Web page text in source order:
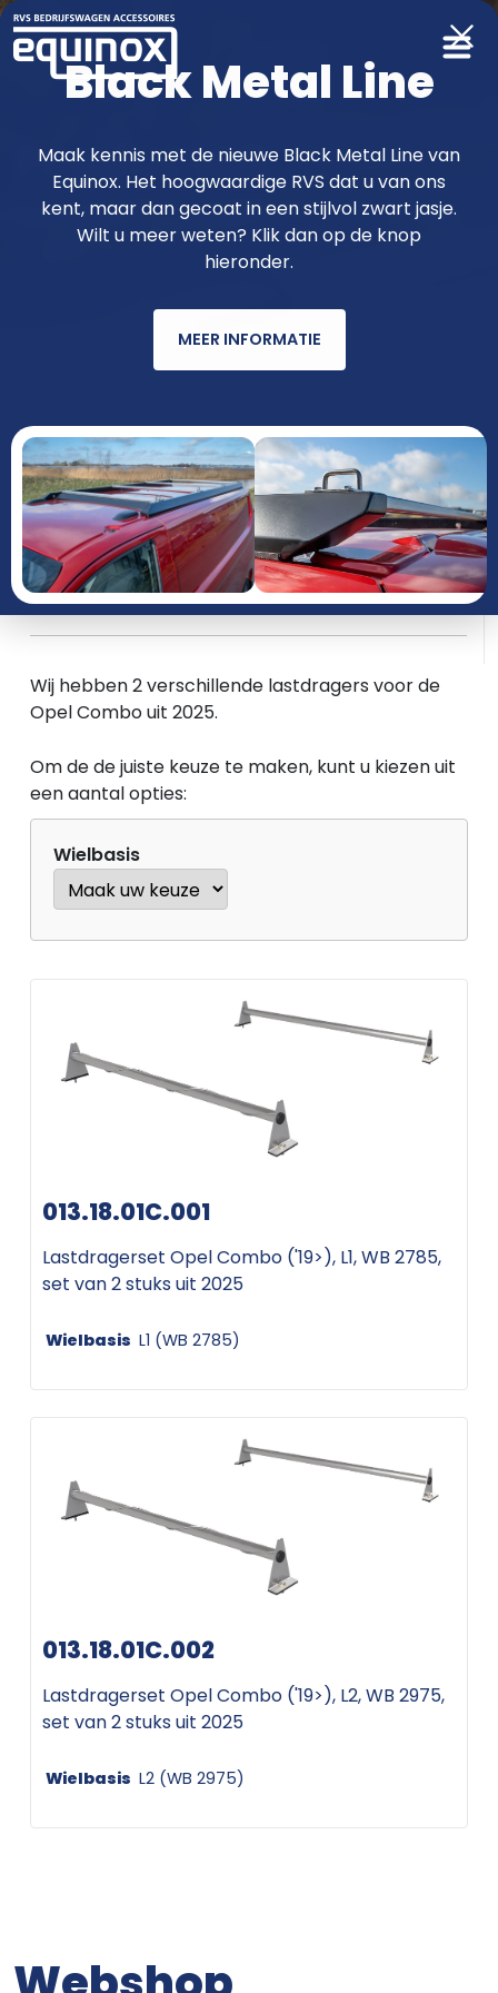
Producten
functioneler & fraaier met RVS van
Equinox
AUTOMERK
MODEL
JAAR
PRODUCTGROEP
Wij hebben 2 verschillende lastdragers voor de
Opel Combo uit 2025.
Om de de juiste keuze te maken, kunt u kiezen uit
een aantal opties:
Wielbasis
013.18.01C.001
Lastdragerset Opel Combo ('19>), L1, WB 2785,
set van 2 stuks uit 2025
Wielbasis L1 (WB 2785)
013.18.01C.002
Lastdragerset Opel Combo ('19>), L2, WB 2975,
set van 2 stuks uit 2025
Wielbasis L2 (WB 2975)
Black Metal Line
Maak kennis met de nieuwe Black Metal Line van
Equinox. Het hoogwaardige RVS dat u van ons
kent, maar dan gecoat in een stijlvol zwart jasje.
Wilt u meer weten? Klik dan op de knop
hieronder.
MEER INFORMATIE